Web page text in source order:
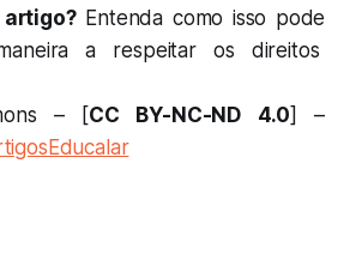
Entenda como isso pode
a respeitar os direitos
– [CC BY-NC-ND 4.0] –